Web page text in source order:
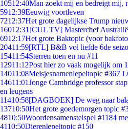
10512:40Man zoekt mij en bedreigt mij,
5912:39Eeuwig voortleven
7212:37Het grote dagelijkse Trump
16012:31 [CUL TV] Masterchef
6912:17Het grote Baktopic (voor
20411:59[RTL] B&B vol liefde 6de
15411:54Sterren toen en nu #11
12911:12Post hier zo vaak mogelijk om
14011:08Meisjesnamenlepeltopic #367
14611:01Jonge Cambridge professor
en leugens
11410:58[DAGBOEK] De weg naar
13710:50Het grote goedemorgen topic
4810:50Woordensamenstelspel #1184
4110:50Dierenlepeltopic #150